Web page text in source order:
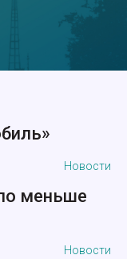
Новости
меньше
Новости